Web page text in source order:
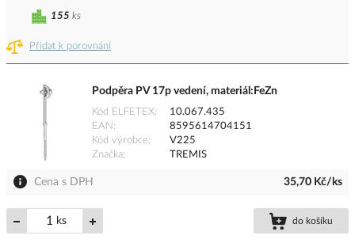
Přidat k porovnání
155 ks
Podpěra PV 17p vedení, materiál:FeZn
Kód ELFETEX
10.067.435
EAN
8595614704151
Kód výrobce
V225
Značka
TREMIS
Cena s DPH 35,70 Kč/ks
ks do košíku